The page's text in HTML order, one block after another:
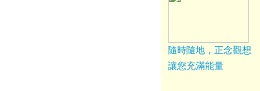
隨時隨地，正念觀想
讓您充滿能量